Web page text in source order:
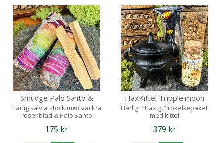
Smudge Palo Santo &
Rainbow Salvia rökelse
Härlig salvia stock med vackra
rosenblad & Palo Santo
175 kr
HäxKittel Tripple moon
Rökelse 3 Kings Kani
NaturA
Härligt "Häxigt" rökelsepaket
med kittel
379 kr